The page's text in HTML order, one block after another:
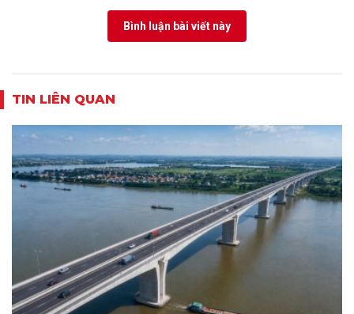
Bình luận bài viết này
TIN LIÊN QUAN